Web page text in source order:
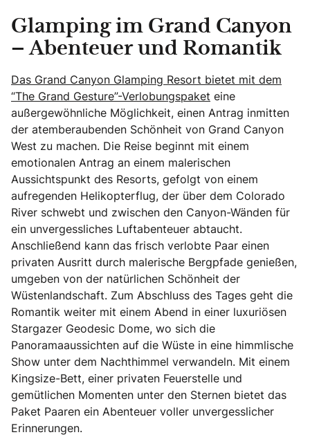
Glamping im Grand Canyon
– Abenteuer und Romantik
Das Grand Canyon Glamping Resort bietet mit dem
“The Grand Gesture”-Verlobungspaket eine
außergewöhnliche Möglichkeit, einen Antrag inmitten
der atemberaubenden Schönheit von Grand Canyon
West zu machen. Die Reise beginnt mit einem
emotionalen Antrag an einem malerischen
Aussichtspunkt des Resorts, gefolgt von einem
aufregenden Helikopterflug, der über dem Colorado
River schwebt und zwischen den Canyon-Wänden für
ein unvergessliches Luftabenteuer abtaucht.
Anschließend kann das frisch verlobte Paar einen
privaten Ausritt durch malerische Bergpfade genießen,
umgeben von der natürlichen Schönheit der
Wüstenlandschaft. Zum Abschluss des Tages geht die
Romantik weiter mit einem Abend in einer luxuriösen
Stargazer Geodesic Dome, wo sich die
Panoramaaussichten auf die Wüste in eine himmlische
Show unter dem Nachthimmel verwandeln. Mit einem
Kingsize-Bett, einer privaten Feuerstelle und
gemütlichen Momenten unter den Sternen bietet das
Paket Paaren ein Abenteuer voller unvergesslicher
Erinnerungen.